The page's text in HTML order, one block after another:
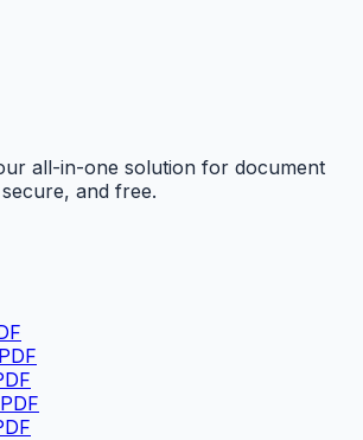
all-in-one solution for document
and free.